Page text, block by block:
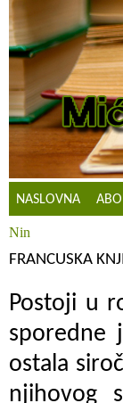
NASLOVNA
Nin
FRANCUSKA
Postoji u
sporedne
ostala
njihovog